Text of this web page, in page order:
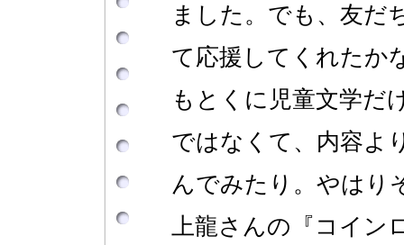
ました。でも、友だ
て応援してくれたか
もとくに児童文学だ
ではなくて、内容よ
んでみたり。やはり
上龍さんの『コイン